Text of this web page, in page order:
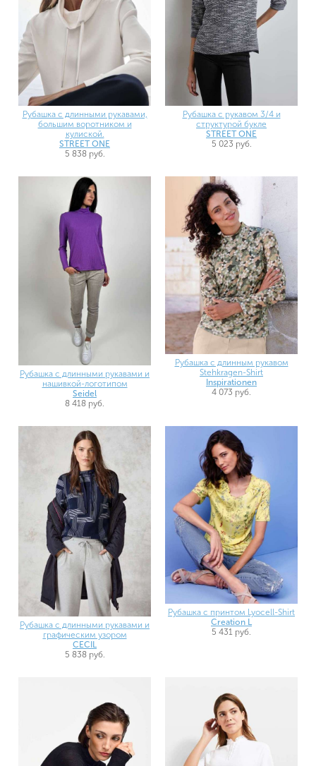
Рубашка с длинными рукавами,
большим воротником и
кулиской.
STREET ONE
5 838 руб.
Рубашка с рукавом 3/4 и
структурой букле
STREET ONE
5 023 руб.
Рубашка с длинными рукавами и
нашивкой-логотипом
Seidel
8 418 руб.
Рубашка с длинным рукавом
Stehkragen-Shirt
Inspirationen
4 073 руб.
Рубашка с длинными рукавами и
графическим узором
CECIL
5 838 руб.
Рубашка с принтом Lyocell-Shirt
Creation L
5 431 руб.